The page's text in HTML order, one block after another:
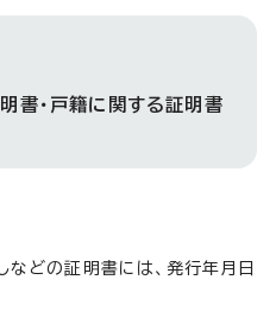
書・戸籍に関する証明書
などの証明書には、発行年月日